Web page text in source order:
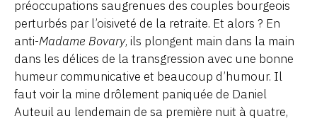
préoccupations saugrenues des couples bourgeois
perturbés par l’oisiveté de la retraite. Et alors ? En
anti-Madame Bovary, ils plongent main dans la main
dans les délices de la transgression avec une bonne
humeur communicative et beaucoup d’humour. Il
faut voir la mine drôlement paniquée de Daniel
Auteuil au lendemain de sa première nuit à quatre,